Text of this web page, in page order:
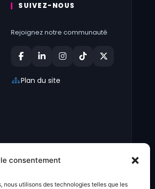
consentement
nous utilisons des technologies telles que les
SUIVEZ-NOUS
Rejoignez notre communauté
Plan du site